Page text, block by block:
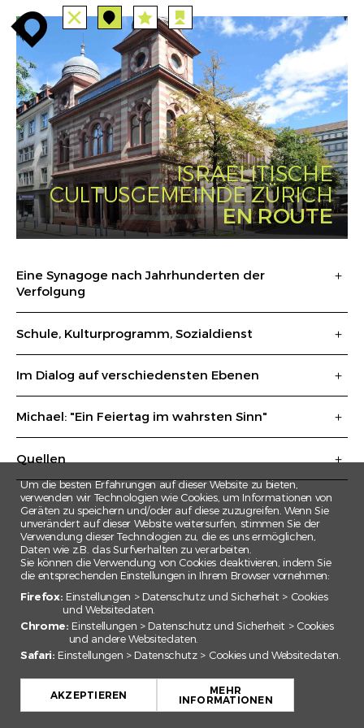
enroute enroute ALLE station STATIONEN route ROUTEN
EVENTS agenda FILTER INFO
+
close station angebote anreise
ISRAELITISCHE
CULTUSGEMEINDE ZÜRICH
EN ROUTE
Eine Synagoge nach Jahrhunderten der
Verfolgung
Schule, Kulturprogramm, Sozialdienst
Im Dialog auf verschiedensten Ebenen
Michael: "Ein Feiertag im wahrsten Sinn"
Quellen
Um die besten Erfahrungen auf dieser Website zu bieten,
verwenden wir Technologien wie Cookies, um Informationen von
Geräten zu speichern und/oder auf diese zuzugreifen. Wenn Sie
unverändert auf dieser Website weitersurfen, stimmen Sie der
Verwendung dieser Technologien zu, die es uns ermöglichen,
Daten wie z.B. das Surfverhalten zu verarbeiten.
Sie können die Verwendung von Cookies deaktivieren, indem Sie
die entsprechenden Einstellungen in Ihrem Browser vornehmen:
Firefox: Einstellungen > Datenschutz und Sicherheit > Cookies
und Websitedaten.
Chrome: Einstellungen > Datenschutz und Sicherheit > Cookies
und andere Websitedaten.
Safari: Einstellungen > Datenschutz > Cookies und Websitedaten.
AKZEPTIEREN MEHR
INFORMATIONEN